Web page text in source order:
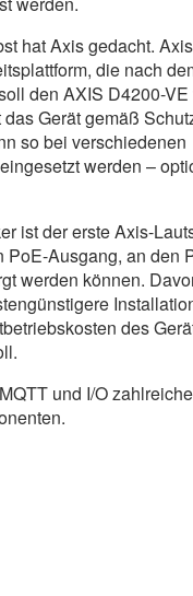
hat Axis gedacht.
die nach
den AXIS D4200-VE
Gerät gemäß
so bei verschiedenen
werden –
ist der erste Axis-
PoE-Ausgang, an den
werden können.
des
und I/O zahlreiche